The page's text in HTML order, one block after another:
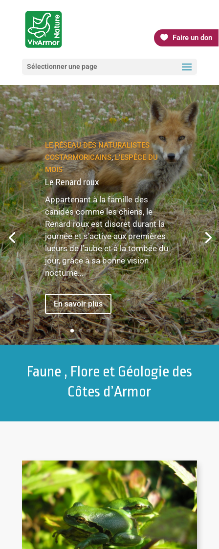
Faire un don
Sélectionner une page
LE RÉSEAU DES NATURALISTES
COSTARMORICAINS,L’ESPÈCE DU
MOIS
Le Renard roux
Appartenant à la famille des
canidés comme les chiens, le
Renard roux est discret durant la
journée et s’active aux premières
lueurs de l’aube et à la tombée du
jour, grâce à sa bonne vision
nocturne…
En savoir plus
Faune , Flore et Géologie des
Côtes d’Armor